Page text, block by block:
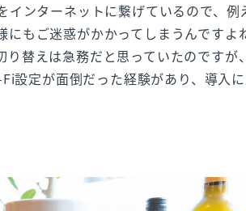
インターネットに繋げているので、例
にもご迷惑がかかってしまうんですよ
り替えは急務だと思っていたのですが
設定が面倒だった経験があり、導入